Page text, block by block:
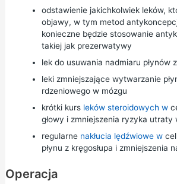
odstawienie jakichkolwiek leków,
objawy, w tym metod
konieczne będzie stosowanie
takiej jak prezerwatywy
lek do usuwania nadmiaru płynów
leki zmniejszające wytwarzanie
rdzeniowego w mózgu
krótki kurs leków steroidowych w
głowy i zmniejszenia ryzyka utraty
regularne nakłucia lędźwiowe w
płynu z kręgosłupa i zmniejszenia
Operacja